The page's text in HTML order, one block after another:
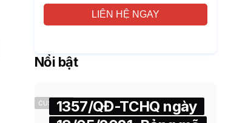
LIÊN HỆ NGAY
Nổi bật
CUSTOMS1357/QĐ-TCHQ ngày